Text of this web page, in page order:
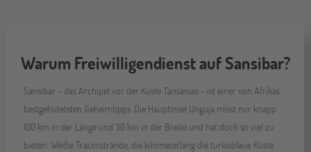
Warum Freiwilligendienst auf Sansibar?
Sansibar - das Archipel vor der Küste Tansanias - ist einer von Afrikas
bestgehütetsten Geheimtipps. Die Hauptinsel Unguja misst nur knapp
100 km in der Länge und 30 km in der Breite und hat doch so viel zu
bieten: Weiße Traumstrände, die kilometerlang die türkisblaue Küste